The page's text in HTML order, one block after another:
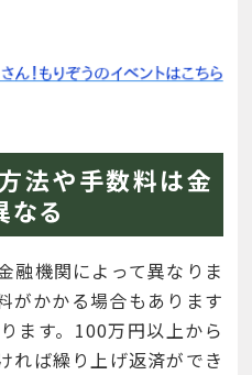
法や手数料は金
なる
融機関によって異なりま
がかかる場合もあります
ます。100万円以上から
れば繰り上げ返済ができ